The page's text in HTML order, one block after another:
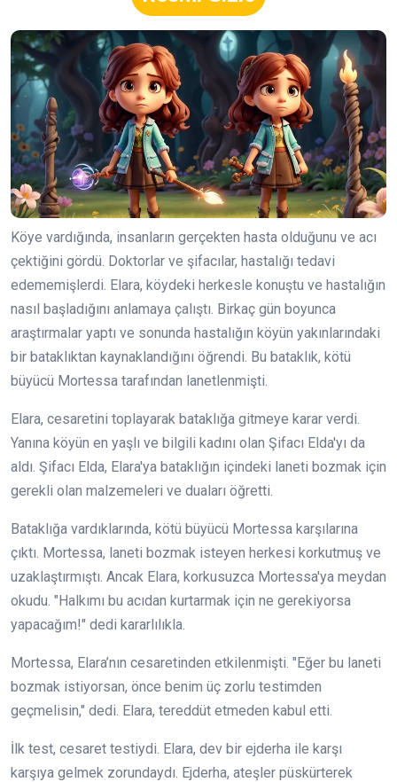
Köye vardığında, insanların gerçekten hasta olduğunu ve acı
çektiğini gördü. Doktorlar ve şifacılar, hastalığı tedavi
edememişlerdi. Elara, köydeki herkesle konuştu ve hastalığın
nasıl başladığını anlamaya çalıştı. Birkaç gün boyunca
araştırmalar yaptı ve sonunda hastalığın köyün yakınlarındaki
bir bataklıktan kaynaklandığını öğrendi. Bu bataklık, kötü
büyücü Mortessa tarafından lanetlenmişti.
Elara, cesaretini toplayarak bataklığa gitmeye karar verdi.
Yanına köyün en yaşlı ve bilgili kadını olan Şifacı Elda'yı da
aldı. Şifacı Elda, Elara'ya bataklığın içindeki laneti bozmak için
gerekli olan malzemeleri ve duaları öğretti.
Bataklığa vardıklarında, kötü büyücü Mortessa karşılarına
çıktı. Mortessa, laneti bozmak isteyen herkesi korkutmuş ve
uzaklaştırmıştı. Ancak Elara, korkusuzca Mortessa'ya meydan
okudu. "Halkımı bu acıdan kurtarmak için ne gerekiyorsa
yapacağım!" dedi kararlılıkla.
Mortessa, Elara’nın cesaretinden etkilenmişti. "Eğer bu laneti
bozmak istiyorsan, önce benim üç zorlu testimden
geçmelisin," dedi. Elara, tereddüt etmeden kabul etti.
İlk test, cesaret testiydi. Elara, dev bir ejderha ile karşı
karşıya gelmek zorundaydı. Ejderha, ateşler püskürterek